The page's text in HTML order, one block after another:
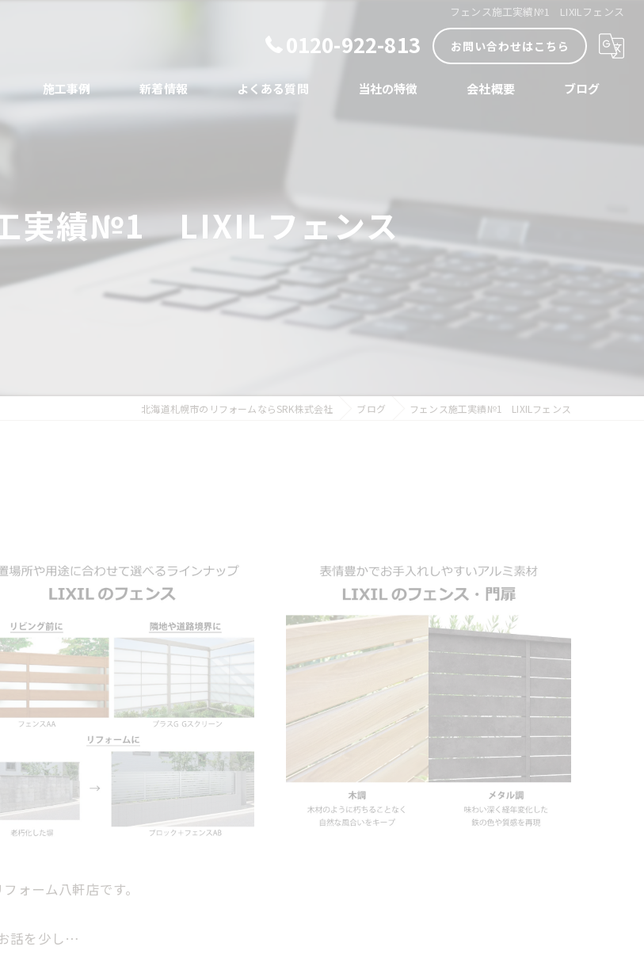
フェンス施工実績№1 LIXILフェンス
0120-922-813 お問い合わせはこちら
施工事例 新着情報 よくある質問 当社の特徴
リノベーション
水まわり
会社概要 ブログ
実績№1 LIXILフェンス
北海道札幌市のリフォームならSRK株式会社 ブログ フェンス施工実績№1 LIXILフェンス
ォーム八軒店です。
話を少し…